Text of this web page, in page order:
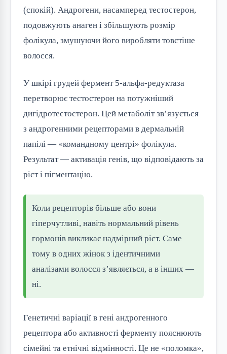
(спокій). Андрогени, насамперед тестостерон,
подовжують анаген і збільшують розмір
фолікула, змушуючи його виробляти товстіше
волосся.
У шкірі грудей фермент 5-альфа-редуктаза
перетворює тестостерон на потужніший
дигідротестостерон. Цей метаболіт зв’язується
з андрогенними рецепторами в дермальній
папілі — «командному центрі» фолікула.
Результат — активація генів, що відповідають за
ріст і пігментацію.
Коли рецепторів більше або вони
гіперчутливі, навіть нормальний рівень
гормонів викликає надмірний ріст. Саме
тому в одних жінок з ідентичними
аналізами волосся з’являється, а в інших —
ні.
Генетичні варіації в гені андрогенного
рецептора або активності ферменту пояснюють
сімейні та етнічні відмінності. Це не «поломка»,